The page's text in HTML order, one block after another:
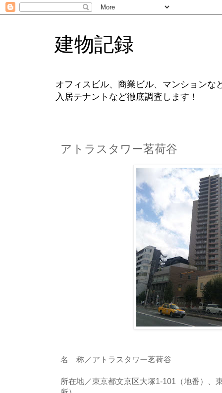
建物記録
オフィスビル、商業ビル、マンションな
入居テナントなど徹底調査します！
アトラスタワー茗荷谷
名 称／アトラスタワー茗荷谷
所在地／東京都文京区大塚1-101（地番）、